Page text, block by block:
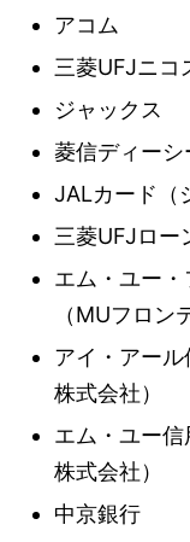
アコム
三菱UFJニコ
ジャックス
菱信ディーシ
JALカード（
三菱UFJロー
エム・ユー
（MUフロン
アイ・アー
株式会社）
エム・ユー
株式会社）
中京銀行